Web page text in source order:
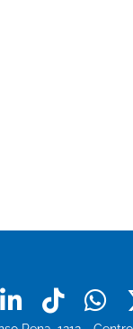
Instagram
Linkedin